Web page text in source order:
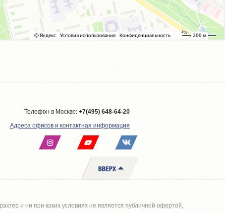
Телефон в Москве: +7(495) 648-64-20
Адреса офисов и контактная информация
и ни при каких условиях не является публичной офертой,